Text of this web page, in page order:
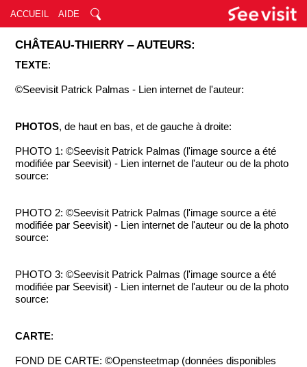
ACCUEIL AIDE
CHÂTEAU-THIERRY ‒ AUTEURS:
TEXTE:
©Seevisit Patrick Palmas - Lien internet de l'auteur:
PHOTOS, de haut en bas, et de gauche à droite:
PHOTO 1: ©Seevisit Patrick Palmas (l'image source a été
modifiée par Seevisit) - Lien internet de l'auteur ou de la photo
source:
PHOTO 2: ©Seevisit Patrick Palmas (l'image source a été
modifiée par Seevisit) - Lien internet de l'auteur ou de la photo
source:
PHOTO 3: ©Seevisit Patrick Palmas (l'image source a été
modifiée par Seevisit) - Lien internet de l'auteur ou de la photo
source:
CARTE:
FOND DE CARTE: ©Opensteetmap (données disponibles